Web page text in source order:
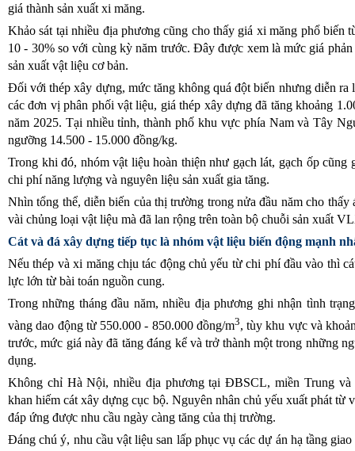
giá thành sản xuất xi măng.
Khảo sát tại nhiều địa phương cũng cho thấy giá xi măng phổ biến
10 - 30% so với cùng kỳ năm trước. Đây được xem là mức giá
sản xuất vật liệu cơ bản.
Đối với thép xây dựng, mức tăng không quá đột biến nhưng diễn ra
các đơn vị phân phối vật liệu, giá thép xây dựng đã tăng khoảng
năm 2025. Tại nhiều tỉnh, thành phố khu vực phía Nam và Tây
ngưỡng 14.500 - 15.000 đồng/kg.
Trong khi đó, nhóm vật liệu hoàn thiện như gạch lát, gạch ốp
chi phí năng lượng và nguyên liệu sản xuất gia tăng.
Nhìn tổng thể, diễn biến của thị trường trong nửa đầu năm cho
vài chủng loại vật liệu mà đã lan rộng trên toàn bộ chuỗi sản xuất
Cát và đá xây dựng tiếp tục là nhóm vật liệu biến động mạnh
Nếu thép và xi măng chịu tác động chủ yếu từ chi phí đầu vào thì
lực lớn từ bài toán nguồn cung.
Trong những tháng đầu năm, nhiều địa phương ghi nhận tình
vàng dao động từ 550.000 - 850.000 đồng/m3, tùy khu vực và
trước, mức giá này đã tăng đáng kể và trở thành một trong những
dụng.
Không chỉ Hà Nội, nhiều địa phương tại ĐBSCL, miền Trung
khan hiếm cát xây dựng cục bộ. Nguyên nhân chủ yếu xuất phát từ
đáp ứng được nhu cầu ngày càng tăng của thị trường.
Đáng chú ý, nhu cầu vật liệu san lấp phục vụ các dự án hạ tầng